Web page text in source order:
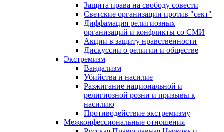
Защита права на свободу совести
Светские организации против "сект"
Диффамация религиозных
организаций и конфликты со СМИ
Акции в защиту нравственности
Дискуссии о религии и обществе
Экстремизм
Вандализм
Убийства и насилие
Разжигание национальной и
религиозной розни и призывы к
насилию
Противодействие экстремизму
Межконфессиональные отношения